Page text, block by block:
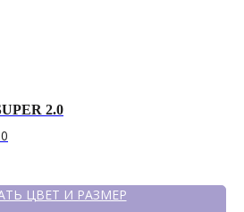
2.0
ЦВЕТ И РАЗМЕР